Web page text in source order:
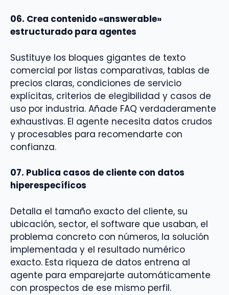
06. Crea contenido «answerable»
estructurado para agentes
Sustituye los bloques gigantes de texto
comercial por listas comparativas, tablas de
precios claras, condiciones de servicio
explícitas, criterios de elegibilidad y casos de
uso por industria. Añade FAQ verdaderamente
exhaustivas. El agente necesita datos crudos
y procesables para recomendarte con
confianza.
07. Publica casos de cliente con datos
hiperespecíficos
Detalla el tamaño exacto del cliente, su
ubicación, sector, el software que usaban, el
problema concreto con números, la solución
implementada y el resultado numérico
exacto. Esta riqueza de datos entrena al
agente para emparejarte automáticamente
con prospectos de ese mismo perfil.